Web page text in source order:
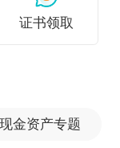
及补价）、多项资
证书领取
金资产专题